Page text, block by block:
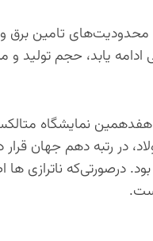
یابد، حجم تولید و
نمایشگاه
کرد: ایران با تولید حدود ۳۰ میلیون تن
درصورتی‌که ناترازی ها